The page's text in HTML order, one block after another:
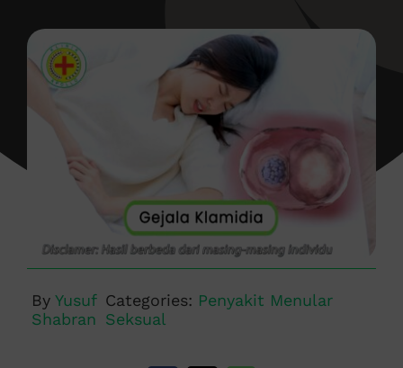
By Yusuf
Shabran
Categories: Penyakit Menular
Seksual